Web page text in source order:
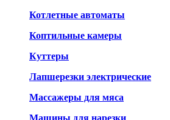
Котлетные автоматы
Коптильные камеры
Куттеры
Лапшерезки электрические
Массажеры для мяса
Машины для нарезки